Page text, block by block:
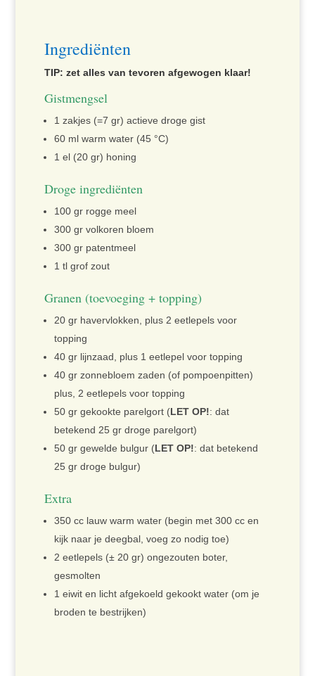
Ingrediënten
TIP: zet alles van tevoren afgewogen klaar!
Gistmengsel
1 zakjes (=7 gr) actieve droge gist
60 ml warm water (45 °C)
1 el (20 gr) honing
Droge ingrediënten
100 gr rogge meel
300 gr volkoren bloem
300 gr patentmeel
1 tl grof zout
Granen (toevoeging + topping)
20 gr havervlokken, plus 2 eetlepels voor
topping
40 gr lijnzaad, plus 1 eetlepel voor topping
40 gr zonnebloem zaden (of pompoenpitten)
plus, 2 eetlepels voor topping
50 gr gekookte parelgort (LET OP!: dat
betekend 25 gr droge parelgort)
50 gr gewelde bulgur (LET OP!: dat betekend
25 gr droge bulgur)
Extra
350 cc lauw warm water (begin met 300 cc en
kijk naar je deegbal, voeg zo nodig toe)
2 eetlepels (± 20 gr) ongezouten boter,
gesmolten
1 eiwit en licht afgekoeld gekookt water (om je
broden te bestrijken)